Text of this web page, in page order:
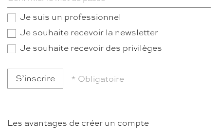
Je suis un professionnel
Je souhaite recevoir la newsletter
Je souhaite recevoir des privilèges
* Obligatoire
Les avantages de créer un compte